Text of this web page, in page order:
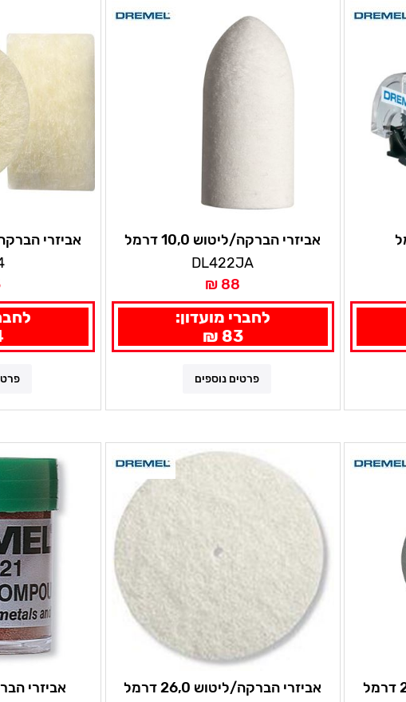
אביזרי הברקה/ליטוש 10,0 דרמל
DL422JA
88 ₪
לחברי מועדון:
83 ₪
פרטים נוספים
אביזרי הברקה/
אביזרי הברקה/ליטוש 26,0 דרמל אביזרי